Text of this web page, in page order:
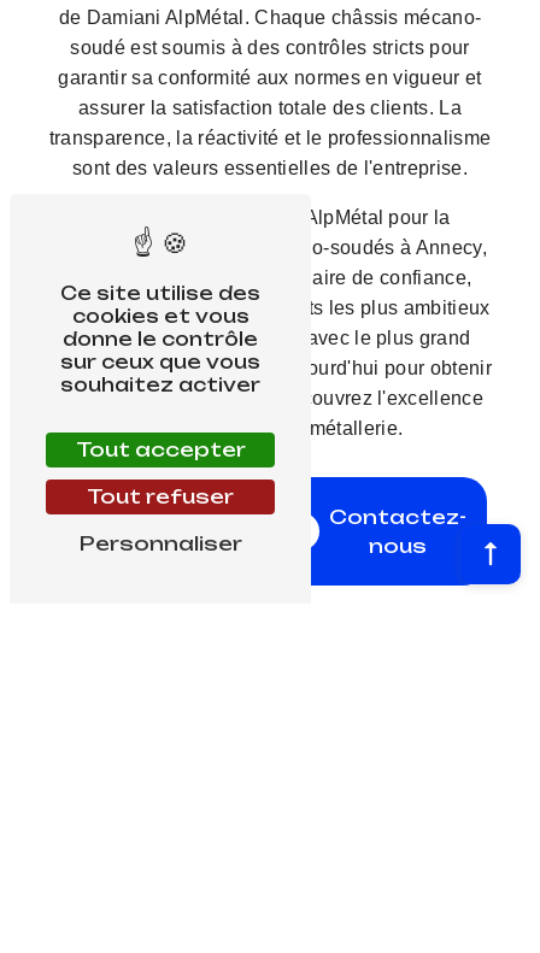
de Damiani AlpMétal. Chaque châssis mécano-
soudé est soumis à des contrôles stricts pour
garantir sa conformité aux normes en vigueur et
assurer la satisfaction totale des clients. La
transparence, la réactivité et le professionnalisme
sont des valeurs essentielles de l'entreprise.
En choisissant Damiani AlpMétal pour la
fabrication de châssis mécano-soudés à Annecy,
vous bénéficiez d'un partenaire de confiance,
capable de réaliser vos projets les plus ambitieux
dans les délais impartis et avec le plus grand
soin. Contactez-nous dès aujourd'hui pour obtenir
un devis personnalisé et découvrez l'excellence
de nos services en métallerie.
En
savoir
Contactez-
nous
Ce site utilise des
cookies et vous
donne le contrôle
sur ceux que vous
souhaitez activer
Tout accepter
Tout refuser
Personnaliser